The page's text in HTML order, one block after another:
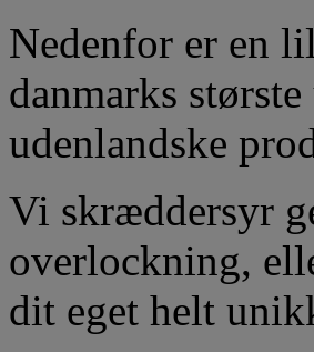
Nedenfor er en
danmarks
udenlandske
Vi skræddersyr
overlockning,
dit eget helt